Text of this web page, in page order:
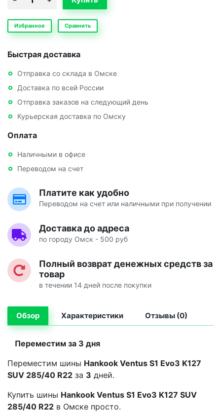
Избранное Сравнить
Быстрая доставка
Отправка со склада в Омске
Доставка по всей России
Отправка заказов на следующий день
Курьерская доставка по Омску
Оплата
Наличными в офисе
Переводом на счет
Платите как удобно
Переводом на счет или наличными при получении
Доставка до адреса
по городу Омск - 500 руб
Полный возврат денежных средств за
товар
в течении 14 дней после покупки
Обзор Характеристики Отзывы (0)
Переместим за 3 дня
Переместим шины Hankook Ventus S1 Evo3 K127
SUV 285/40 R22 за 3 дней.
Купить шины Hankook Ventus S1 Evo3 K127 SUV
285/40 R22 в Омске просто.